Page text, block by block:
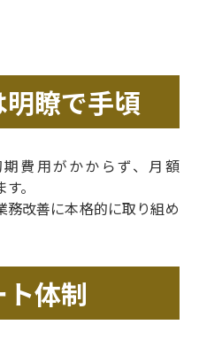
瞭で手頃
期費用がかからず、月額
。
改善に本格的に取り組め
体制